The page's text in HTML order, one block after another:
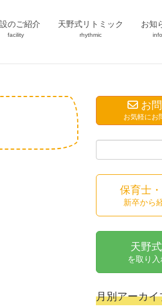
のご紹介
facility
天野式リトミック
rhythmic
お知
info
お
お気軽にお
保育士
新卒から
天野
を取り
月別アーカイ